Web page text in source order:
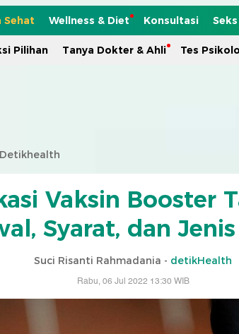
Sehat Wellness & Diet Konsultasi
Pilihan Tanya Dokter & Ahli Tes
Vaksin Booster
Syarat, dan
Suci Risanti Rahmadania - detikHealth
Rabu, 06 Jul 2022 13:30 WIB